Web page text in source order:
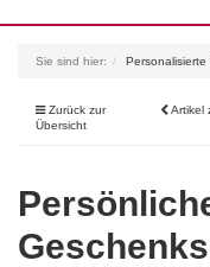
Sie sind hier: Personalisierte
Zurück zur
Übersicht
Artikel